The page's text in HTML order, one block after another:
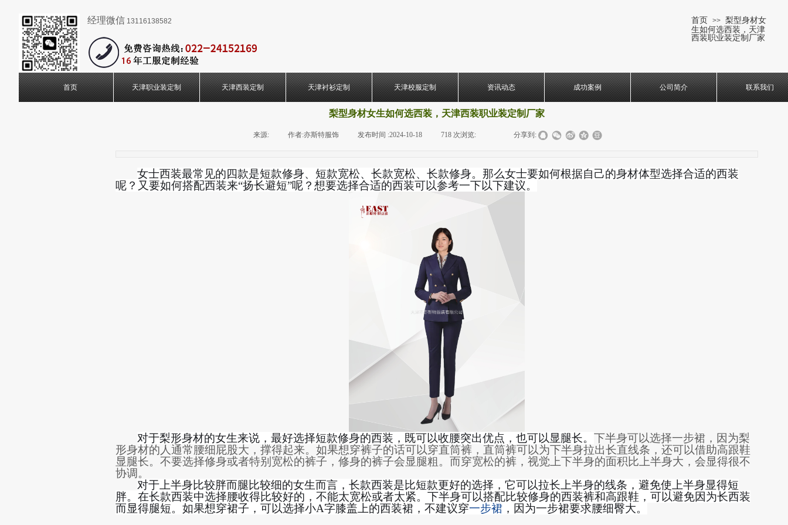
经理微信 13116138582 首页 >> 梨型身材女
生如何选西装，天津
西装职业装定制厂家
首页 天津职业装定制 天津西装定制 天津衬衫定制 天津校服定制 资讯动态 成功案例 公司简介 联系我们
梨型身材女生如何选西装，天津西装职业装定制厂家
来源: 作者:亦斯特服饰 发布时间 :2024-10-18 718 次浏览: 分享到:
女士西装最常见的四款是短款修身、短款宽松、长款宽松、长款修身。那么女士要如何根据自己的身材体型选择合适的西装
呢？又要如何搭配西装来“扬长避短”呢？想要选择合适的西装可以参考一下以下建议。
对于梨形身材的女生来说 ，最好选择短款修身的西装，既可以收腰突出优点，也可以显腿长。 下半身可以选择一步裙，因为梨
形身材的人通常腰细屁股大，撑得起来。如果想穿裤子的话可以穿直筒裤， 直筒裤可以为下半身拉出长直线条，还可以借助高跟鞋
显腿长。 不要选择修身或者特别宽松的裤子 ， 修身的裤子会显腿粗 。而穿宽松的裤 ，视觉上下半身的面积比 上半身大， 会显得很不
协调。
对于上半身比较胖而腿比较细的女生而言，长款西装是比短款更好的选择，它可以拉长上半身的线条，避免使上半身显得短
胖。在长款西装中选择腰收得比较好的，不能太宽松或者太紧。下半身可以搭配比较修身的西装裤和高跟鞋，可以避免因为长西装
而显得腿短。如果想穿裙子 ， 可以选择小A字膝盖上的西装裙 ，不建议穿一步裙 ，因为一步裙要求腰细臀大。